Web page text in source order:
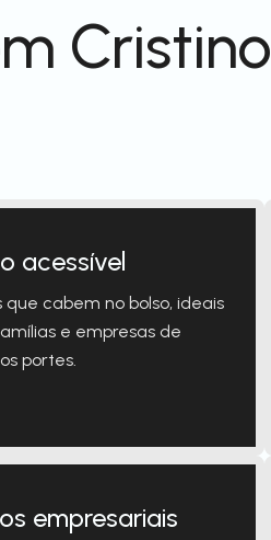
Cristino
acessível
que cabem no bolso, ideais
e empresas de
portes.
empresariais